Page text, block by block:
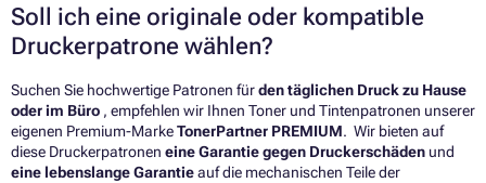
Soll ich eine originale oder kompatible
Druckerpatrone wählen?
Suchen Sie hochwertige Patronen fürden täglichen Druck zu Hause
oder im Büro , empfehlen wir Ihnen Toner und Tintenpatronen unserer
eigenen Premium-MarkeTonerPartner PREMIUM. Wir bieten auf
diese Druckerpatronen eine Garantie gegen Druckerschäden und
eine lebenslange Garantieauf die mechanischen Teile der